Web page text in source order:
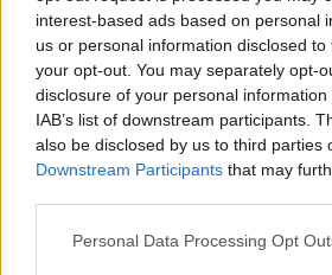
interest-based ads based on personal
us or personal information disclosed
your opt-out. You may separately opt-
disclosure of your personal
IAB’s list of downstream participants.
also be disclosed by us to third parties
Downstream Participants that may
Personal Data Processing Opt
Έναρξη Προηγούμενο 1 2
5 Επόμενο Τέλος